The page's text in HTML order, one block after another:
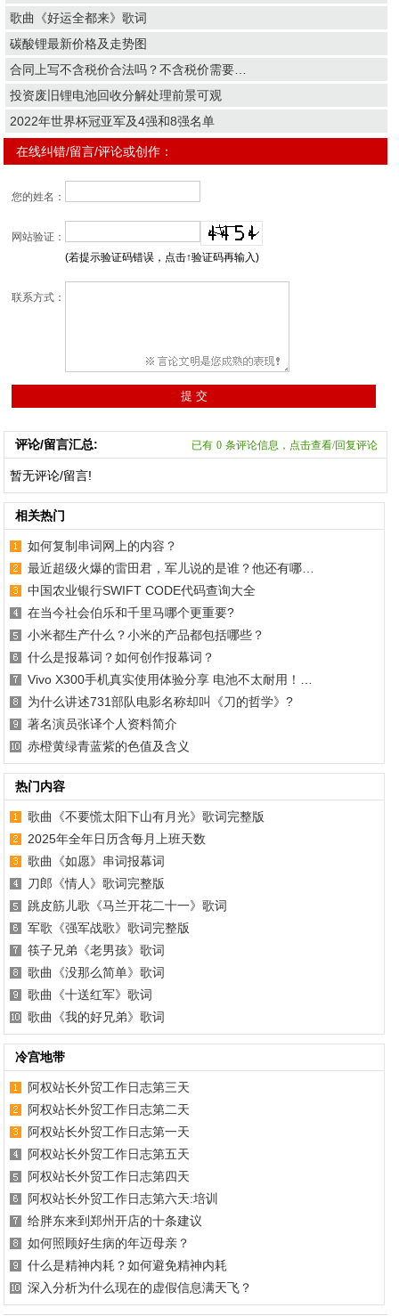
歌曲《好运全都来》歌词
碳酸锂最新价格及走势图
合同上写不含税价合法吗？不含税价需要…
投资废旧锂电池回收分解处理前景可观
2022年世界杯冠亚军及4强和8强名单
在线纠错/留言/评论或创作：
您的姓名：
网站验证：
(若提示验证码错误，点击↑验证码再输入)
联系方式：
评论/留言汇总: 已有 0 条评论信息，点击查看/回复评论
暂无评论/留言!
相关热门
如何复制串词网上的内容？
最近超级火爆的雷田君，军儿说的是谁？他还有哪…
中国农业银行SWIFT CODE代码查询大全
在当今社会伯乐和千里马哪个更重要?
小米都生产什么？小米的产品都包括哪些？
什么是报幕词？如何创作报幕词？
Vivo X300手机真实使用体验分享 电池不太耐用！…
为什么讲述731部队电影名称却叫《刀的哲学》?
著名演员张译个人资料简介
赤橙黄绿青蓝紫的色值及含义
热门内容
歌曲《不要慌太阳下山有月光》歌词完整版
2025年全年日历含每月上班天数
歌曲《如愿》串词报幕词
刀郎《情人》歌词完整版
跳皮筋儿歌《马兰开花二十一》歌词
军歌《强军战歌》歌词完整版
筷子兄弟《老男孩》歌词
歌曲《没那么简单》歌词
歌曲《十送红军》歌词
歌曲《我的好兄弟》歌词
冷宫地带
阿权站长外贸工作日志第三天
阿权站长外贸工作日志第二天
阿权站长外贸工作日志第一天
阿权站长外贸工作日志第五天
阿权站长外贸工作日志第四天
阿权站长外贸工作日志第六天:培训
给胖东来到郑州开店的十条建议
如何照顾好生病的年迈母亲？
什么是精神内耗？如何避免精神内耗
深入分析为什么现在的虚假信息满天飞？